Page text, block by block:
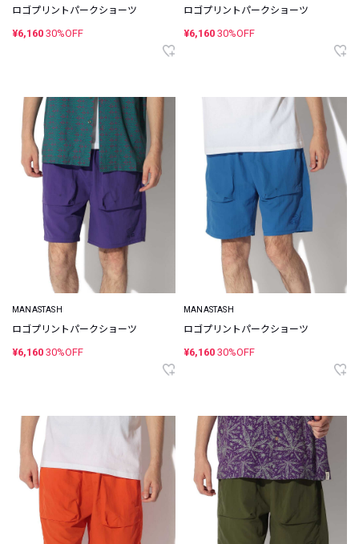
ロゴプリントパークショーツ
¥6,160 30%OFF
ロゴプリントパークショーツ
¥6,160 30%OFF
MANASTASH
ロゴプリントパークショーツ
¥6,160 30%OFF
MANASTASH
ロゴプリントパークショーツ
¥6,160 30%OFF